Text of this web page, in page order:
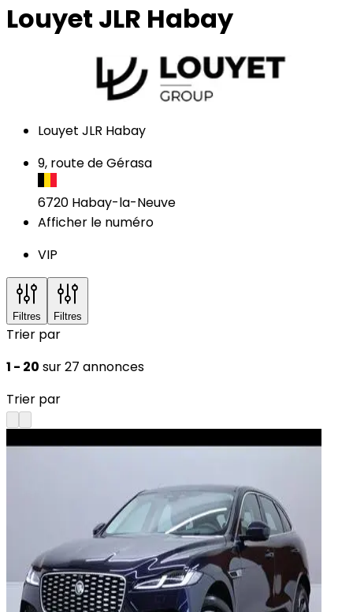
Louyet JLR Habay
Louyet JLR Habay
9, route de Gérasa
6720 Habay-la-Neuve
Afficher le numéro
VIP
Filtres Filtres
Trier par
1 - 20 sur 27 annonces
Trier par